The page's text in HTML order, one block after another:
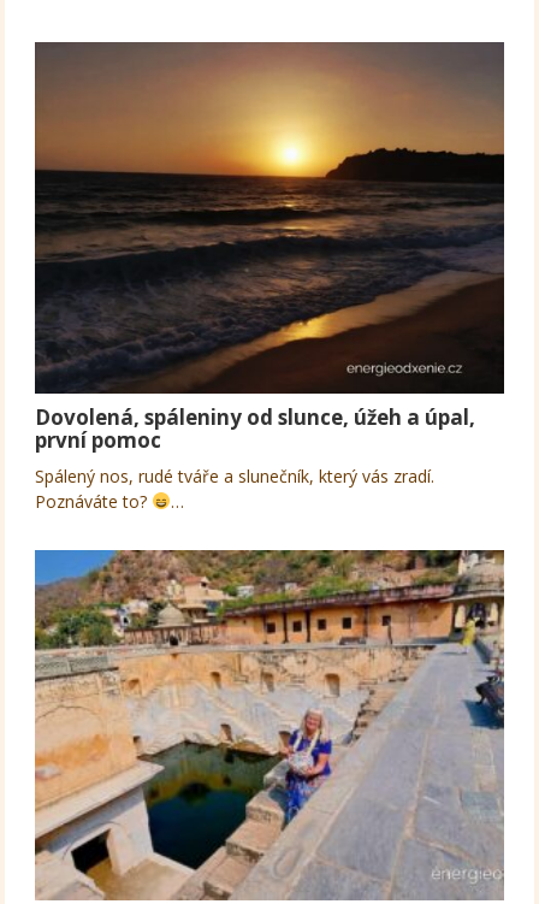
Dovolená, spáleniny od slunce, úžeh a úpal,
první pomoc
Spálený nos, rudé tváře a slunečník, který vás zradí.
Poznáváte to?
…